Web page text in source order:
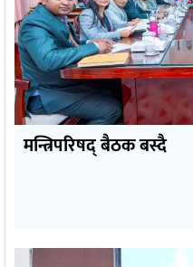
मन्त्रिपरिषद् बैठक बस्दै